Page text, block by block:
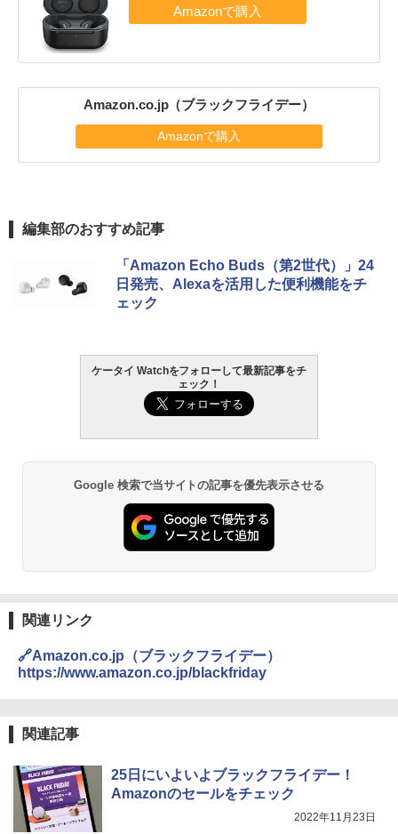
Amazon.co.jp（ブラックフライデー）
Amazonで購入
編集部のおすすめ記事
「Amazon Echo Buds（第2世代）」24
日発売、Alexaを活用した便利機能をチ
ェック
ケータイ Watchをフォローして最新記事をチ
ェック！
Google 検索で当サイトの記事を優先表示させる
関連リンク
🔗Amazon.co.jp（ブラックフライデー）
https://www.amazon.co.jp/blackfriday
関連記事
25日にいよいよブラックフライデー！
Amazonのセールをチェック
2022年11月23日